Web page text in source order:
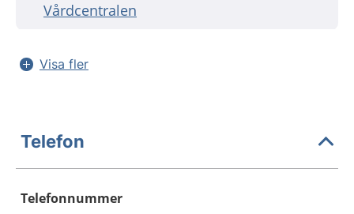
Vårdcentralen
Visa fler
Telefon
Telefonnummer